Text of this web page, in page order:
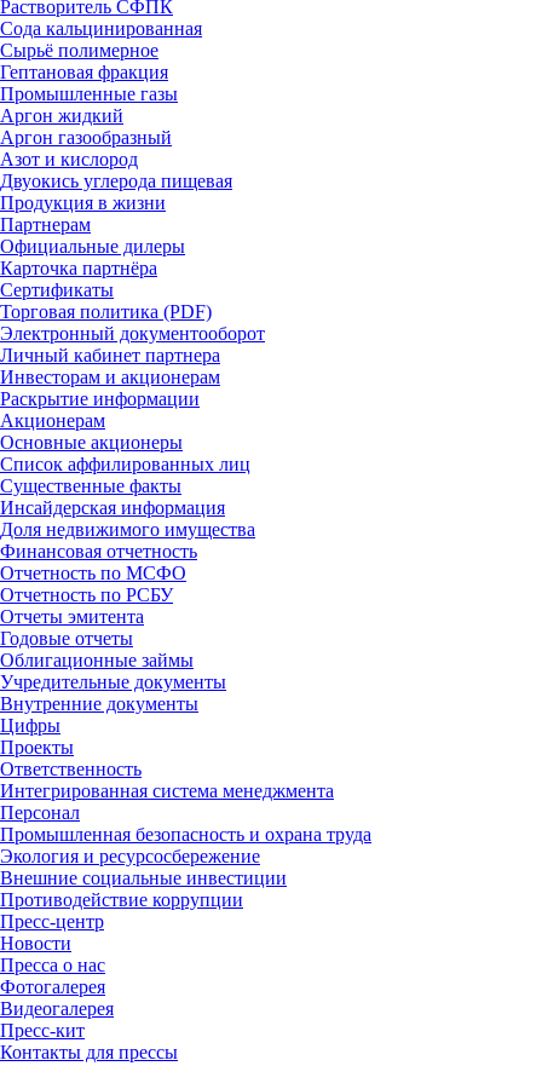
Растворитель СФПК
Сода кальцинированная
Сырьё полимерное
Гептановая фракция
Промышленные газы
Аргон жидкий
Аргон газообразный
Азот и кислород
Двуокись углерода пищевая
Продукция в жизни
Партнерам
Официальные дилеры
Карточка партнёра
Сертификаты
Торговая политика (PDF)
Электронный документооборот
Личный кабинет партнера
Инвесторам и акционерам
Раскрытие информации
Акционерам
Основные акционеры
Список аффилированных лиц
Существенные факты
Инсайдерская информация
Доля недвижимого имущества
Финансовая отчетность
Отчетность по МСФО
Отчетность по РСБУ
Отчеты эмитента
Годовые отчеты
Облигационные займы
Учредительные документы
Внутренние документы
Цифры
Проекты
Ответственность
Интегрированная система менеджмента
Персонал
Промышленная безопасность и охрана труда
Экология и ресурсосбережение
Внешние социальные инвестиции
Противодействие коррупции
Пресс-центр
Новости
Пресса о нас
Фотогалерея
Видеогалерея
Пресс-кит
Контакты для прессы